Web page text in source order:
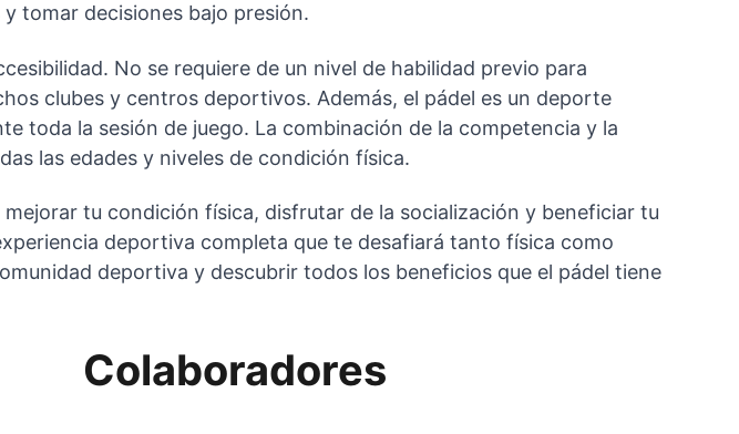
tomar decisiones bajo presión.
No se requiere de un nivel de habilidad previo para
clubes y centros deportivos. Además, el pádel es un deporte
toda la sesión de juego. La combinación de la competencia y la
las edades y niveles de condición física.
tu condición física, disfrutar de la socialización y beneficiar tu
deportiva completa que te desafiará tanto física como
deportiva y descubrir todos los beneficios que el pádel tiene
Colaboradores